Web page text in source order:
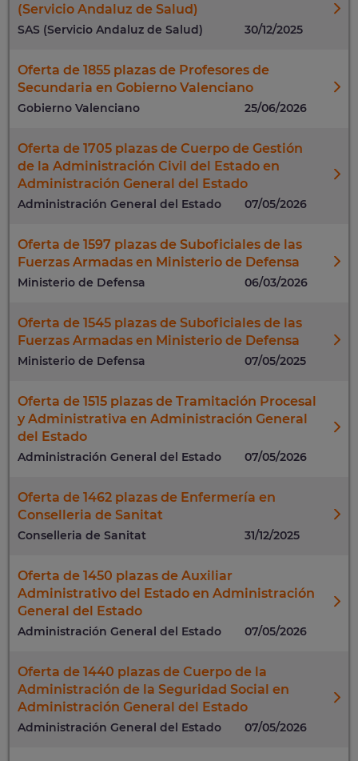
(Servicio Andaluz de Salud)
SAS (Servicio Andaluz de Salud) 30/12/2025
Oferta de 1855 plazas de Profesores de
Secundaria en Gobierno Valenciano
Gobierno Valenciano 25/06/2026
Oferta de 1705 plazas de Cuerpo de Gestión
de la Administración Civil del Estado en
Administración General del Estado
Administración General del Estado 07/05/2026
Oferta de 1597 plazas de Suboficiales de las
Fuerzas Armadas en Ministerio de Defensa
Ministerio de Defensa 06/03/2026
Oferta de 1545 plazas de Suboficiales de las
Fuerzas Armadas en Ministerio de Defensa
Ministerio de Defensa 07/05/2025
Oferta de 1515 plazas de Tramitación Procesal
y Administrativa en Administración General
del Estado
Administración General del Estado 07/05/2026
Oferta de 1462 plazas de Enfermería en
Conselleria de Sanitat
Conselleria de Sanitat 31/12/2025
Oferta de 1450 plazas de Auxiliar
Administrativo del Estado en Administración
General del Estado
Administración General del Estado 07/05/2026
Oferta de 1440 plazas de Cuerpo de la
Administración de la Seguridad Social en
Administración General del Estado
Administración General del Estado 07/05/2026